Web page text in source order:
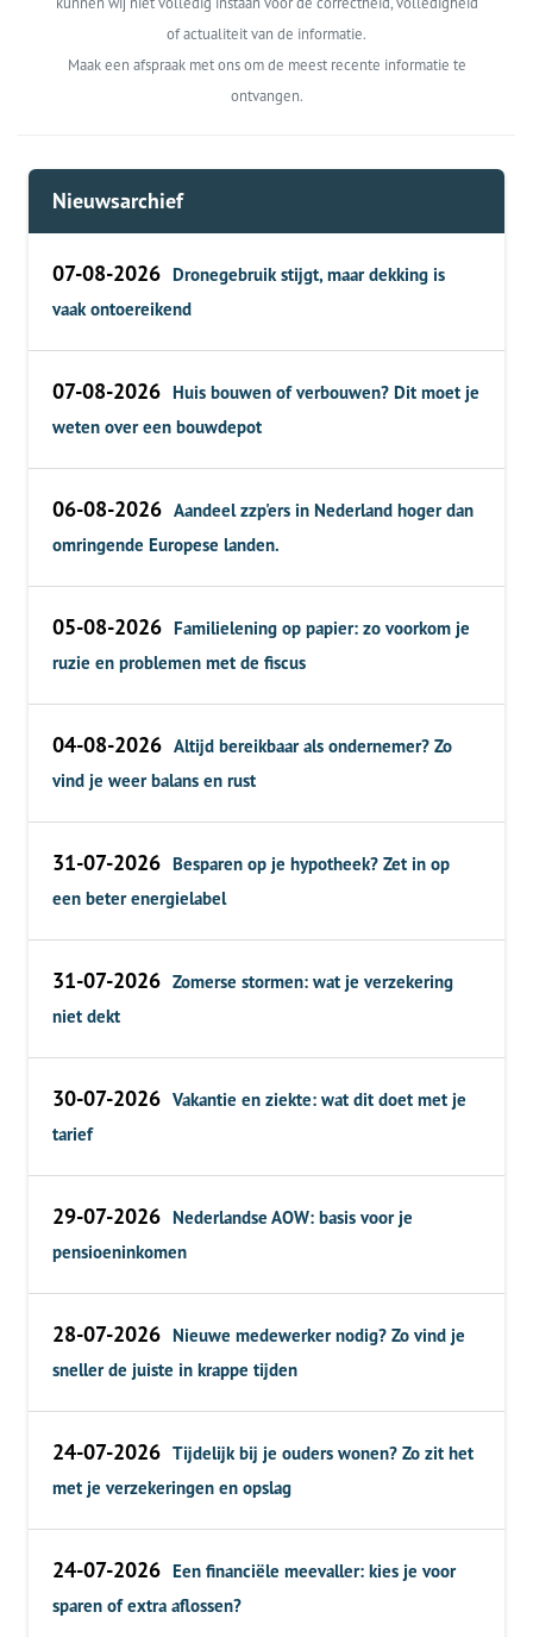
of actualiteit van de informatie.
Maak een afspraak met ons om de meest recente informatie te
ontvangen.
Nieuwsarchief
07-08-2026 Dronegebruik stijgt, maar dekking is
vaak ontoereikend
07-08-2026 Huis bouwen of verbouwen? Dit moet je
weten over een bouwdepot
06-08-2026 Aandeel zzp'ers in Nederland hoger dan
omringende Europese landen.
05-08-2026 Familielening op papier: zo voorkom je
ruzie en problemen met de fiscus
04-08-2026 Altijd bereikbaar als ondernemer? Zo
vind je weer balans en rust
31-07-2026 Besparen op je hypotheek? Zet in op
een beter energielabel
31-07-2026 Zomerse stormen: wat je verzekering
niet dekt
30-07-2026 Vakantie en ziekte: wat dit doet met je
tarief
29-07-2026 Nederlandse AOW: basis voor je
pensioeninkomen
28-07-2026 Nieuwe medewerker nodig? Zo vind je
sneller de juiste in krappe tijden
24-07-2026 Tijdelijk bij je ouders wonen? Zo zit het
met je verzekeringen en opslag
24-07-2026 Een financiële meevaller: kies je voor
sparen of extra aflossen?